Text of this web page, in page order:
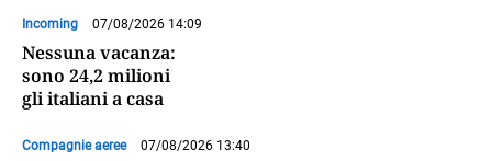
Incoming 07/08/2026 14:09
Nessuna vacanza:
sono 24,2 milioni
gli italiani a casa
Compagnie aeree 07/08/2026 13:40